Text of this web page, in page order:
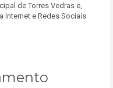
de Torres Vedras e,
e Redes Sociais